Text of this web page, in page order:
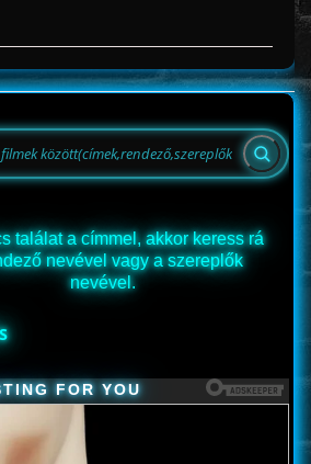
találat a címmel, akkor keress rá
nevével vagy a szereplők
nevével.